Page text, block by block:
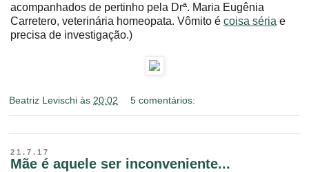
acompanhados de pertinho pela Drª. Maria Eugênia
Carretero, veterinária homeopata. Vômito é coisa séria e
precisa de investigação.)
Beatriz Levischi às 20:02 5 comentários:
21.7.17
Mãe é aquele ser inconveniente...